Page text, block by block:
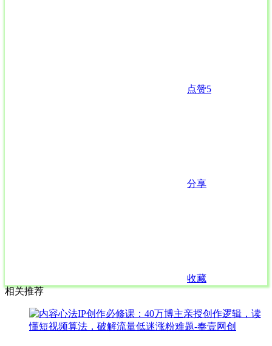
点赞5
分享
收藏
相关推荐